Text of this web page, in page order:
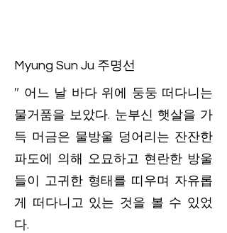
Myung Sun Ju 주명선
" 어느 날 바다 위에 둥둥 떠다니는
물거품을 보았다. 눈부신 햇살을 가
득 머금은 물방울 덩어리는 잔잔한
파도에 의해 오묘하고 현란한 방울
들이 고귀한 형태를 띠우며 자유롭
게 떠다니고 있는 것을 볼 수 있었
다.